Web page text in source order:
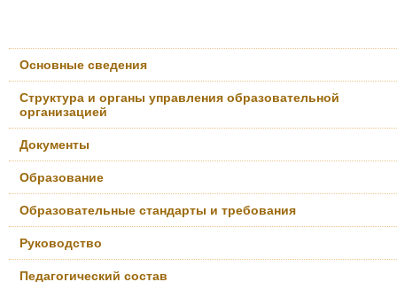
Основные сведения
Структура и органы управления образовательной
организацией
Документы
Образование
Образовательные стандарты и требования
Руководство
Педагогический состав